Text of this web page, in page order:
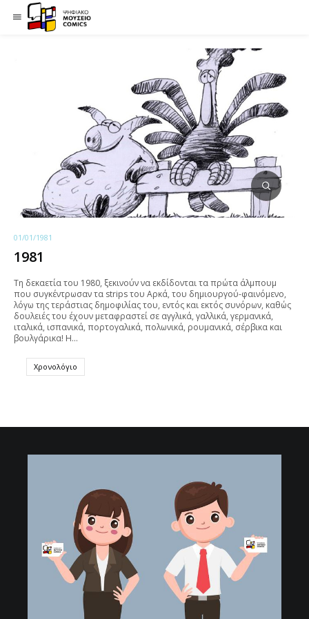
01/01/1981
1981
Τη δεκαετία του 1980, ξεκινούν να εκδίδονται τα πρώτα άλμπουμ
που συγκέντρωσαν τα strips του Αρκά, του δημιουργού-φαινόμενο,
λόγω της τεράστιας δημοφιλίας του, εντός και εκτός συνόρων, καθώς
δουλειές του έχουν μεταφραστεί σε αγγλικά, γαλλικά, γερμανικά,
ιταλικά, ισπανικά, πορτογαλικά, πολωνικά, ρουμανικά, σέρβικα και
βουλγάρικα! Η…
Χρονολόγιο